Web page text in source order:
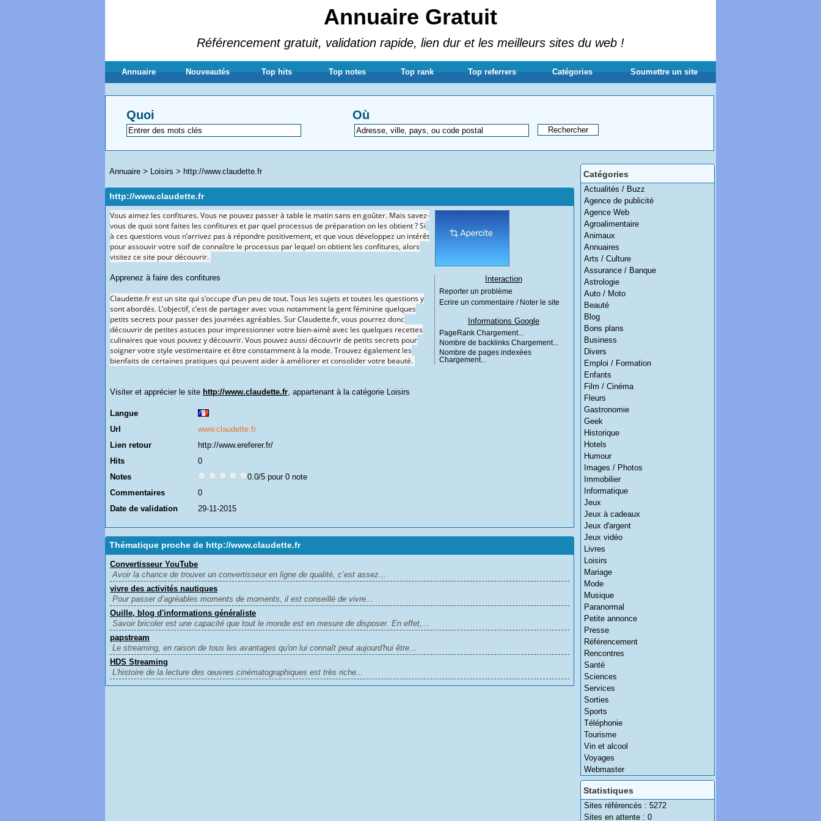
Annuaire Gratuit
Référencement gratuit, validation rapide, lien dur et les meilleurs sites du web !
Annuaire Nouveautés Top hits Top notes Top rank Top referrers Catégories Soumettre un site
Quoi Où
Catégories
Actualités / Buzz
Agence de publicité
Agence Web
Agroalimentaire
Animaux
Annuaires
Arts / Culture
Assurance / Banque
Astrologie
Auto / Moto
Beauté
Blog
Bons plans
Business
Divers
Emploi / Formation
Enfants
Film / Cinéma
Fleurs
Gastronomie
Geek
Historique
Hotels
Humour
Images / Photos
Immobilier
Informatique
Jeux
Jeux à cadeaux
Jeux d'argent
Jeux vidéo
Livres
Loisirs
Mariage
Mode
Musique
Paranormal
Petite annonce
Presse
Référencement
Rencontres
Santé
Sciences
Services
Sorties
Sports
Téléphonie
Tourisme
Vin et alcool
Voyages
Webmaster
Statistiques
Sites référencés : 5272
Sites en attente : 0
Annuaire > Loisirs > http://www.claudette.fr
http://www.claudette.fr
Vous aimez les confitures. Vous ne pouvez passer à table le matin sans en goûter. Mais savez-
vous de quoi sont faites les confitures et par quel processus de préparation on les obtient ? Si
à ces questions vous n’arrivez pas à répondre positivement, et que vous développez un intérêt
pour assouvir votre soif de connaître le processus par lequel on obtient les confitures, alors
visitez ce site pour découvrir.
Apprenez à faire des confitures
Claudette.fr est un site qui s’occupe d’un peu de tout. Tous les sujets et toutes les questions y
sont abordés. L’objectif, c’est de partager avec vous notamment la gent féminine quelques
petits secrets pour passer des journées agréables. Sur Claudette.fr, vous pourrez donc
découvrir de petites astuces pour impressionner votre bien-aimé avec les quelques recettes
culinaires que vous pouvez y découvrir. Vous pouvez aussi découvrir de petits secrets pour
soigner votre style vestimentaire et être constamment à la mode. Trouvez également les
bienfaits de certaines pratiques qui peuvent aider à améliorer et consolider votre beauté.
Visiter et apprécier le site http://www.claudette.fr, appartenant à la catégorie Loisirs
Langue
Url
www.claudette.fr
Lien retour
http://www.ereferer.fr/
Hits
0
Notes
0.0/5 pour 0 note
Commentaires
0
Date de validation
29-11-2015
Interaction
Reporter un problème
Ecrire un commentaire / Noter le site
Informations Google
PageRank Chargement...
Nombre de backlinks Chargement...
Nombre de pages indexées
Chargement...
Thématique proche de http://www.claudette.fr
Convertisseur YouTube
Avoir la chance de trouver un convertisseur en ligne de qualité, c’est assez...
vivre des activités nautiques
Pour passer d’agréables moments de moments, il est conseillé de vivre...
Ouille, blog d'informations généraliste
Savoir bricoler est une capacité que tout le monde est en mesure de disposer. En effet,...
papstream
Le streaming, en raison de tous les avantages qu'on lui connaît peut aujourd'hui être...
HDS Streaming
L'histoire de la lecture des œuvres cinématographiques est très riche...